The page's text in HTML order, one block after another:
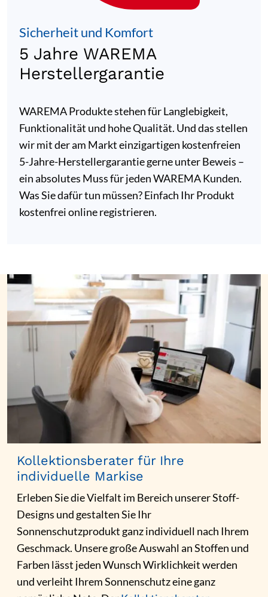
Sicherheit und Komfort
5 Jahre WAREMA
Herstellergarantie
WAREMA Produkte stehen für Langlebigkeit,
Funktionalität und hohe Qualität. Und das stellen
wir mit der am Markt einzigartigen kostenfreien
5-Jahre-Herstellergarantie gerne unter Beweis –
ein absolutes Muss für jeden WAREMA Kunden.
Was Sie dafür tun müssen? Einfach Ihr Produkt
kostenfrei online registrieren.
Kollektionsberater für Ihre
individuelle Markise
Erleben Sie die Vielfalt im Bereich unserer Stoff-
Designs und gestalten Sie Ihr
Sonnenschutzprodukt ganz individuell nach Ihrem
Geschmack. Unsere große Auswahl an Stoffen und
Farben lässt jeden Wunsch Wirklichkeit werden
und verleiht Ihrem Sonnenschutz eine ganz